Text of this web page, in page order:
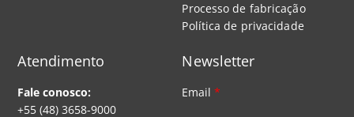
Processo de fabricação
Política de privacidade
Atendimento
Fale conosco:
+55 (48) 3658-9000
Newsletter
Email*